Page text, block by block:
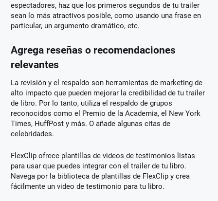
espectadores, haz que los primeros segundos de tu trailer
sean lo más atractivos posible, como usando una frase en
particular, un argumento dramático, etc.
Agrega reseñas o recomendaciones
relevantes
La revisión y el respaldo son herramientas de marketing de
alto impacto que pueden mejorar la credibilidad de tu trailer
de libro. Por lo tanto, utiliza el respaldo de grupos
reconocidos como el Premio de la Academia, el New York
Times, HuffPost y más. O añade algunas citas de
celebridades.
FlexClip ofrece plantillas de videos de testimonios listas
para usar que puedes integrar con el trailer de tu libro.
Navega por la biblioteca de plantillas de FlexClip y crea
fácilmente un video de testimonio para tu libro.